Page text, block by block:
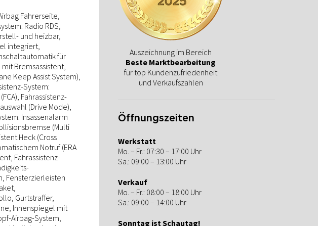
Fahrerseite,
Radio RDS,
und heizbar,
integriert,
für
Bremsassistent,
Keep Assist System),
System:
Fahrassistenz-
(Drive Mode),
Insassenalarm
(Multi
Heck (Cross
Notruf (ERA
Fahrassistenz-
Fensterzierleisten
Gurtstraffer,
Innenspiegel mit
Airbag-System,
Auszeichnung im Bereich
Beste Marktbearbeitung
für top Kundenzufriedenheit
und Verkaufszahlen
Öffnungszeiten
Werkstatt
Mo. – Fr.: 07:30 – 17:00 Uhr
Sa.: 09:00 – 13:00 Uhr
Verkauf
Mo. – Fr.: 08:00 – 18:00 Uhr
Sa.: 09:00 – 14:00 Uhr
Sonntag ist Schautag!